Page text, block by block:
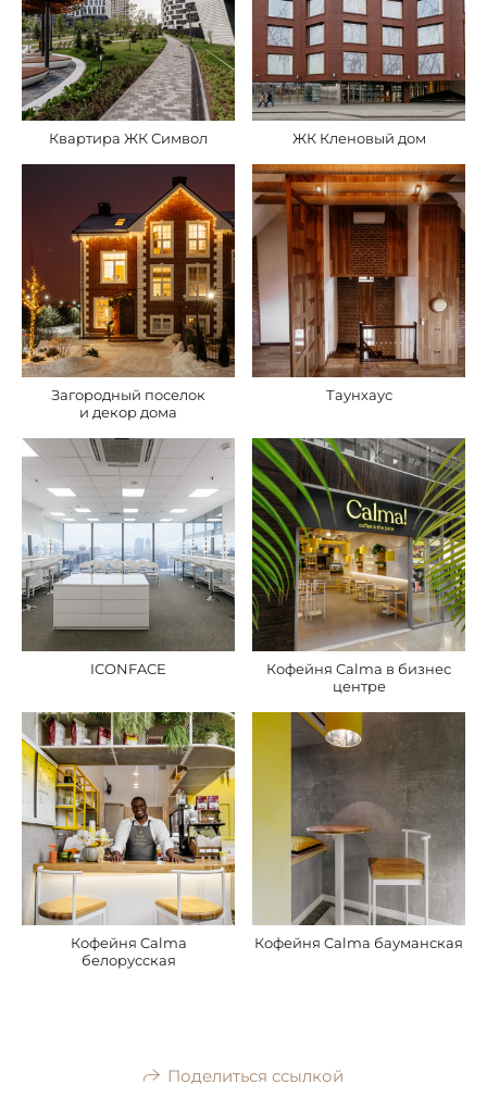
Квартира ЖК Символ ЖК Кленовый дом
Загородный поселок
и декор дома
Таунхаус
ICONFACE
Кофейня Calma в бизнес
центре
Кофейня Calma
белорусская
Кофейня Calma бауманская
Поделиться ссылкой